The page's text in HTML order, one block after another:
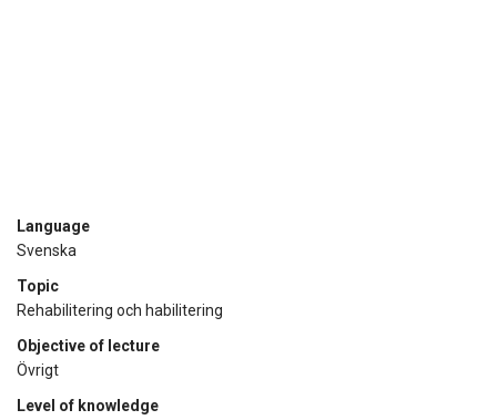
Language
Svenska
Topic
Rehabilitering och habilitering
Objective of lecture
Övrigt
Level of knowledge